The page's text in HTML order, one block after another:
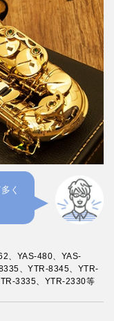
く
、YAS-480、YAS-
、YTR-8345、YTR-
3335、YTR-2330等